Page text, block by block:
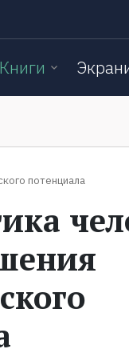
Книги
потенциала